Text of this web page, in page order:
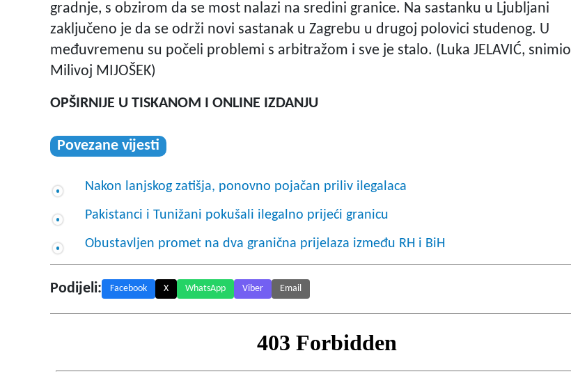
gradnje, s obzirom da se most nalazi na sredini granice. Na sastanku u Ljubljani
zaključeno je da se održi novi sastanak u Zagrebu u drugoj polovici studenog. U
međuvremenu su počeli problemi s arbitražom i sve je stalo. (Luka JELAVIĆ, snimio
Milivoj MIJOŠEK)
OPŠIRNIJE U TISKANOM I ONLINE IZDANJU
Povezane vijesti
Nakon lanjskog zatišja, ponovno pojačan priliv ilegalaca
Pakistanci i Tunižani pokušali ilegalno prijeći granicu
Obustavljen promet na dva granična prijelaza između RH i BiH
Podijeli: Facebook X WhatsApp Viber Email